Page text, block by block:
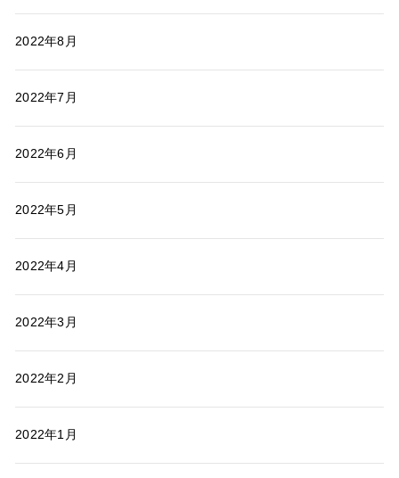
2022年8月
2022年7月
2022年6月
2022年5月
2022年4月
2022年3月
2022年2月
2022年1月